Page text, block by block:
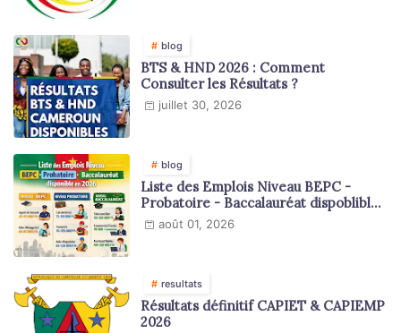
blog
BTS & HND 2026 : Comment
Consulter les Résultats ?
juillet 30, 2026
blog
Liste des Emplois Niveau BEPC -
Probatoire - Baccalauréat dispoblible
en 2026
août 01, 2026
resultats
Résultats définitif CAPIET & CAPIEMP
2026